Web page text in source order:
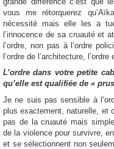
vous me rétorquerez
nécessité mais elle les a
l’innocence de sa cruauté et
l’ordre, non pas à l’ordre
l’ordre de l’architecture, l’ordre
L’ordre dans votre petite
qu’elle est qualifiée de «
Je ne suis pas sensible à
plus exactement, naturelle, et
pas de la cruauté mais
de la violence pour survivre,
et se sélectionnent non